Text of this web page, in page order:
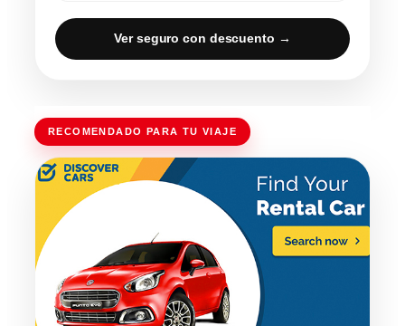
Ver seguro con descuento →
RECOMENDADO PARA TU VIAJE